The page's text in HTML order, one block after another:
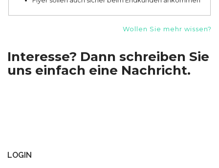
Wollen Sie mehr wissen?
Interesse? Dann schreiben Sie
uns einfach eine Nachricht.
LOGIN